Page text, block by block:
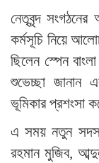
নেতৃবৃন্দ সংগঠনের
কর্মসূচি নিয়ে
ছিলেন স্পেন
শুভেচ্ছা জানান
ভূমিকার প্রশংসা
এ সময় নতুন
রহমান মুজিব,